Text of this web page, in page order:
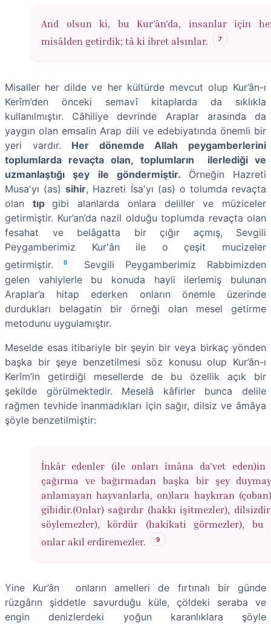
And olsun ki, bu Kur'ân'da, insanlar için
misâlden getirdik; tâ ki ibret alsınlar.
7
Misaller her dilde ve her kültürde mevcut olup Kur’ân-ı
Kerîm’den önceki semavî kitaplarda da sıklıkla
kullanılmıştır. Câhiliye devrinde Araplar arasında da
yaygın olan emsalin Arap dili ve edebiyatında önemli bir
yeri vardır. Her dönemde Allah peygamberlerini
toplumlarda revaçta olan, toplumların ilerlediği ve
uzmanlaştığı şey ile göndermiştir. Örneğin Hazreti
Musa'yı (as)sihir, Hazreti İsa'yı (as) o tolumda revaçta
olan tıpgibi alanlarda onlara deliller ve müziceler
getirmiştir. Kur’an’da nazil olduğu toplumda revaçta olan
fesahat ve belâgatta bir çığır açmış, Sevgili
Peygamberimiz Kur'ân ile o çeşit mucizeler
getirmiştir.
8
Sevgili Peygamberimiz Rabbimizden
gelen vahiylerle bu konuda hayli ilerlemiş bulunan
Araplar’a hitap ederken onların önemle üzerinde
durdukları belagatin bir örneği olan mesel getirme
metodunu uygulamıştır.
Meselde esas itibariyle bir şeyin bir veya birkaç yönden
başka bir şeye benzetilmesi söz konusu olup Kur’ân-ı
Kerîm’in getirdiği mesellerde de bu özellik açık bir
şekilde görülmektedir. Meselâ kâfirler bunca delile
rağmen tevhide inanmadıkları için sağır, dilsiz ve âmâya
şöyle benzetilmiştir:
İnkâr edenler (ile onları îmâna da'vet eden)in
çağırma ve bağırmadan başka bir şey
anlamayan hayvanlarla, on)lara haykıran
gibidir.(Onlar) sağırdır (hakkı işitmezler),
söylemezler), kördür (hakikati görmezler), bu
onlar akıl erdiremezler.
9
Yine Kur’ân onların amelleri de fırtınalı bir günde
rüzgârın şiddetle savurduğu küle, çöldeki seraba ve
engin denizlerdeki yoğun karanlıklara şöyle